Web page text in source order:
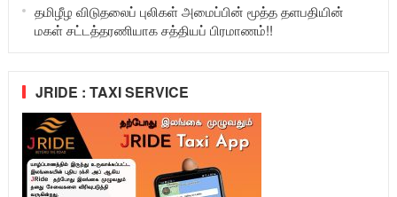
தமிழீழ விடுதலைப் புலிகள் அமைப்பின் மூத்த தளபதியின்
மகள் சட்டத்தரணியாக சத்தியப் பிரமாணம்!!
JRIDE : TAXI SERVICE